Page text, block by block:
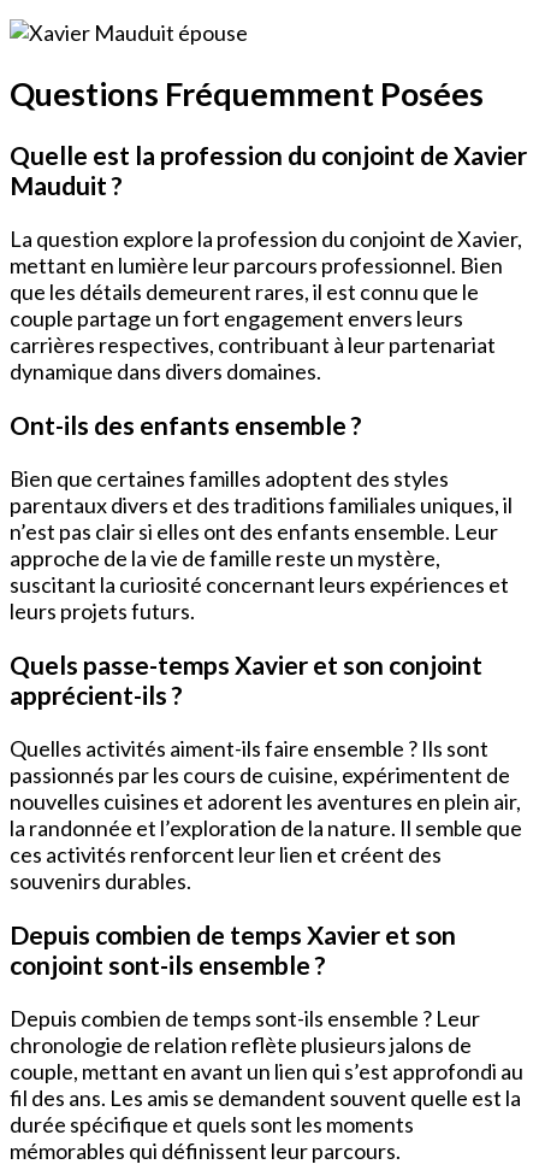
Questions Fréquemment Posées
Quelle est la profession du conjoint de Xavier
Mauduit ?
La question explore la profession du conjoint de Xavier,
mettant en lumière leur parcours professionnel. Bien
que les détails demeurent rares, il est connu que le
couple partage un fort engagement envers leurs
carrières respectives, contribuant à leur partenariat
dynamique dans divers domaines.
Ont-ils des enfants ensemble ?
Bien que certaines familles adoptent des styles
parentaux divers et des traditions familiales uniques, il
n’est pas clair si elles ont des enfants ensemble. Leur
approche de la vie de famille reste un mystère,
suscitant la curiosité concernant leurs expériences et
leurs projets futurs.
Quels passe-temps Xavier et son conjoint
apprécient-ils ?
Quelles activités aiment-ils faire ensemble ? Ils sont
passionnés par les cours de cuisine, expérimentent de
nouvelles cuisines et adorent les aventures en plein air,
la randonnée et l’exploration de la nature. Il semble que
ces activités renforcent leur lien et créent des
souvenirs durables.
Depuis combien de temps Xavier et son
conjoint sont-ils ensemble ?
Depuis combien de temps sont-ils ensemble ? Leur
chronologie de relation reflète plusieurs jalons de
couple, mettant en avant un lien qui s’est approfondi au
fil des ans. Les amis se demandent souvent quelle est la
durée spécifique et quels sont les moments
mémorables qui définissent leur parcours.